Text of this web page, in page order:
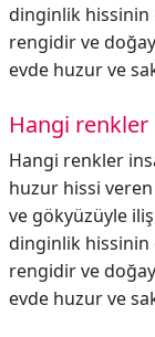
dinginlik hissinin
rengidir ve
evde huzur ve
Hangi renkler
Hangi renkler
huzur hissi
ve gökyüzüyle
dinginlik hissinin
rengidir ve
evde huzur ve